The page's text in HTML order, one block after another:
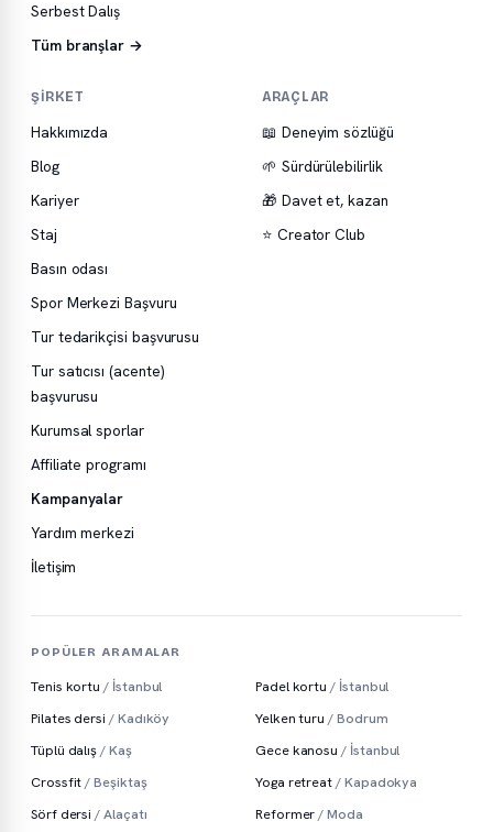
Serbest Dalış
Tüm branşlar →
ŞIRKET
Hakkımızda
Blog
Kariyer
Staj
Basın odası
Spor Merkezi Başvuru
Tur tedarikçisi başvurusu
Tur satıcısı (acente)
başvurusu
Kurumsal sporlar
Affiliate programı
Kampanyalar
Yardım merkezi
İletişim
ARAÇLAR
📖 Deneyim sözlüğü
🌱 Sürdürülebilirlik
🎁 Davet et, kazan
⭐ Creator Club
POPÜLER ARAMALAR
Tenis kortu/ İstanbul Padel kortu/ İstanbul
Pilates dersi / Kadıköy Yelken turu/ Bodrum
Tüplü dalış/ Kaş Gece kanosu/ İstanbul
Crossfit/ Beşiktaş Yoga retreat/ Kapadokya
Sörf dersi/ Alaçatı Reformer/ Moda